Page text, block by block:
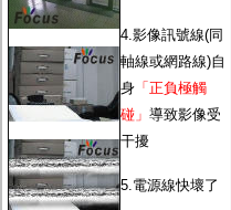
4.影像訊號線(同
軸線或網路線)自
身 「正負極觸
碰」 導致影像受
干擾
5.電源線快壞了